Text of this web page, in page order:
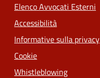
Elenco Avvocati Esterni
Accessibilità
Informative sulla privacy
Cookie
Whistleblowing